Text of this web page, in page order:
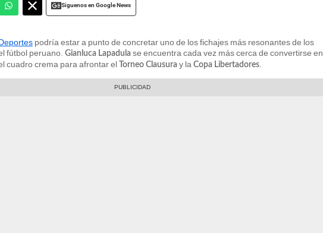
Siguenos en Google News
podría estar a punto de concretar uno de los fichajes más resonantes de los
fútbol peruano. Gianluca Lapadula se encuentra cada vez más cerca de convertirse en
cuadro crema para afrontar el Torneo Clausura y la Copa Libertadores